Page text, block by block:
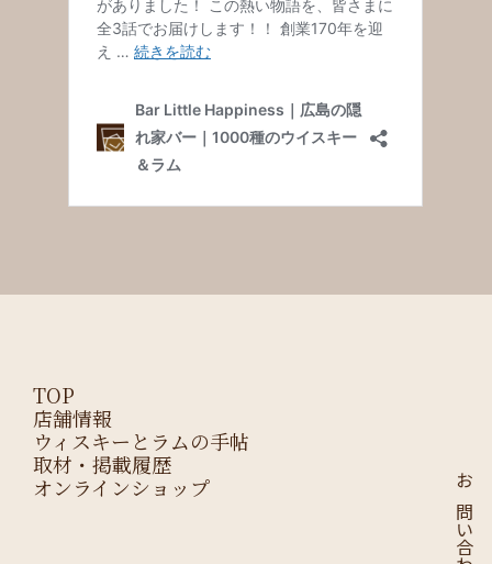
TOP
店舗情報
ウィスキーとラムの手帖
取材・掲載履歴
オンラインショップ